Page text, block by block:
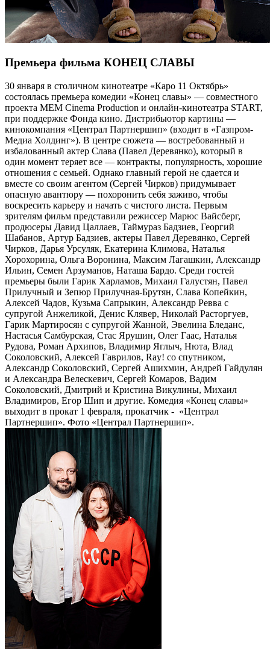
Премьера фильма КОНЕЦ СЛАВЫ
30 января в столичном кинотеатре «Каро 11 Октябрь»
состоялась премьера комедии «Конец славы» — совместного
проекта MEM Cinema Production и онлайн-кинотеатра START,
при поддержке Фонда кино. Дистрибьютор картины —
кинокомпания «Централ Партнершип» (входит в «Газпром-
Медиа Холдинг»). В центре сюжета — востребованный и
избалованный актер Слава (Павел Деревянко), который в
один момент теряет все — контракты, популярность, хорошие
отношения с семьей. Однако главный герой не сдается и
вместе со своим агентом (Сергей Чирков) придумывает
опасную авантюру — похоронить себя заживо, чтобы
воскресить карьеру и начать с чистого листа. Первым
зрителям фильм представили режиссер Марюс Вайсберг,
продюсеры Давид Цаллаев, Таймураз Бадзиев, Георгий
Шабанов, Артур Бадзиев, актеры Павел Деревянко, Сергей
Чирков, Дарья Урсуляк, Екатерина Климова, Наталья
Хорохорина, Ольга Воронина, Максим Лагашкин, Александр
Ильин, Семен Арзуманов, Наташа Бардо. Среди гостей
премьеры были Гарик Харламов, Михаил Галустян, Павел
Прилучный и Зепюр Прилучная-Брутян, Слава Копейкин,
Алексей Чадов, Кузьма Сапрыкин, Александр Ревва с
супругой Анжеликой, Денис Клявер, Николай Расторгуев,
Гарик Мартиросян с супругой Жанной, Эвелина Бледанс,
Настасья Самбурская, Стас Ярушин, Олег Гаас, Наталья
Рудова, Роман Архипов, Владимир Яглыч, Нюта, Влад
Соколовский, Алексей Гаврилов, Ray! cо спутником,
Александр Соколовский, Сергей Ашихмин, Андрей Гайдулян
и Александра Велескевич, Сергей Комаров, Вадим
Соколовский, Дмитрий и Кристина Викулины, Михаил
Владимиров, Егор Шип и другие. Комедия «Конец славы»
выходит в прокат 1 февраля, прокатчик - «Централ
Партнершип». Фото «Централ Партнершип».